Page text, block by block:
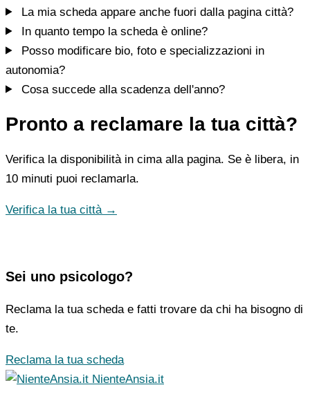
La mia scheda appare anche fuori dalla pagina città?
In quanto tempo la scheda è online?
Posso modificare bio, foto e specializzazioni in
autonomia?
Cosa succede alla scadenza dell'anno?
Pronto a reclamare la tua città?
Verifica la disponibilità in cima alla pagina. Se è libera, in
10 minuti puoi reclamarla.
Verifica la tua città →
Sei uno psicologo?
Reclama la tua scheda e fatti trovare da chi ha bisogno di
te.
Reclama la tua scheda
NienteAnsia.it